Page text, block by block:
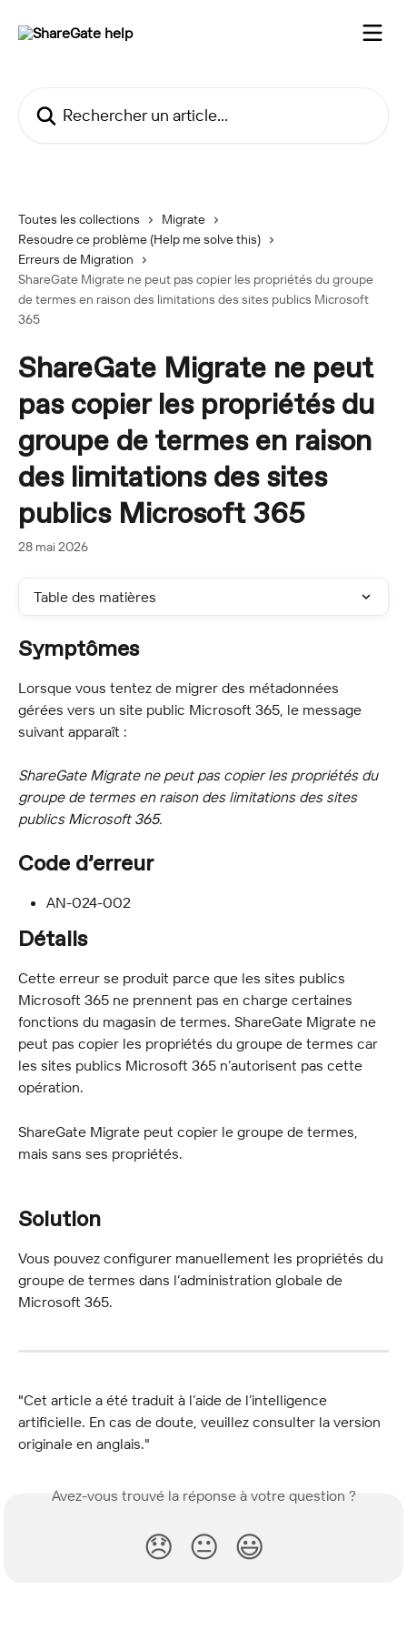
Toutes les collections
Migrate
Resoudre ce problème (Help me solve this)
Erreurs de Migration
ShareGate Migrate ne peut pas copier les propriétés du groupe
de termes en raison des limitations des sites publics Microsoft
365
ShareGate Migrate ne peut
pas copier les propriétés du
groupe de termes en raison
des limitations des sites
publics Microsoft 365
28 mai 2026
Table des matières
Symptômes
Lorsque vous tentez de migrer des métadonnées
gérées vers un site public Microsoft 365, le message
suivant apparaît :
ShareGate Migrate ne peut pas copier les propriétés du
groupe de termes en raison des limitations des sites
publics Microsoft 365.
Code d’erreur
AN-024-002
Détails
Cette erreur se produit parce que les sites publics
Microsoft 365 ne prennent pas en charge certaines
fonctions du magasin de termes. ShareGate Migrate ne
peut pas copier les propriétés du groupe de termes car
les sites publics Microsoft 365 n’autorisent pas cette
opération.
ShareGate Migrate peut copier le groupe de termes,
mais sans ses propriétés.
Solution
Vous pouvez configurer manuellement les propriétés du
groupe de termes dans l’administration globale de
Microsoft 365.
"Cet article a été traduit à l’aide de l’intelligence
artificielle. En cas de doute, veuillez consulter la version
originale en anglais."
Avez-vous trouvé la réponse à votre question ?
😞 😐 😃